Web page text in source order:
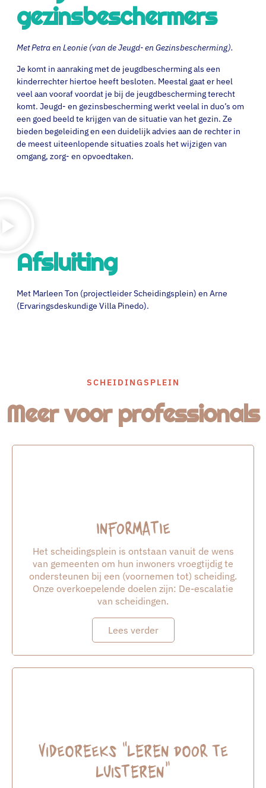
gezinsbeschermers
Met Petra en Leonie (van de Jeugd- en Gezinsbescherming).
Je komt in aanraking met de jeugdbescherming als een
kinderrechter hiertoe heeft besloten. Meestal gaat er heel
veel aan vooraf voordat je bij de jeugdbescherming terecht
komt. Jeugd- en gezinsbescherming werkt veelal in duo’s om
een goed beeld te krijgen van de situatie van het gezin. Ze
bieden begeleiding en een duidelijk advies aan de rechter in
de meest uiteenlopende situaties zoals het wijzigen van
omgang, zorg- en opvoedtaken.
Afsluiting
Met Marleen Ton (projectleider Scheidingsplein) en Arne
(Ervaringsdeskundige Villa Pinedo).
SCHEIDINGSPLEIN
Meer voor professionals
Informatie
Het scheidingsplein is ontstaan vanuit de wens
van gemeenten om hun inwoners vroegtijdig te
ondersteunen bij een (voornemen tot) scheiding.
Onze overkoepelende doelen zijn: De-escalatie
van scheidingen.
Lees verder
Videoreeks “leren door te
luisteren”